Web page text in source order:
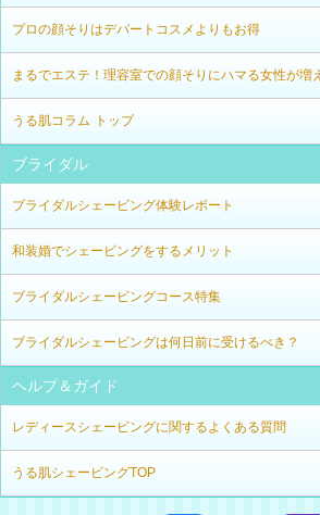
プロの顔そりはデパートコスメよりもお得
まるでエステ！理容室での顔そりにハマる女性が増
うる肌コラム トップ
ブライダル
ブライダルシェービング体験レポート
和装婚でシェービングをするメリット
ブライダルシェービングコース特集
ブライダルシェービングは何日前に受けるべき？
ヘルプ＆ガイド
レディースシェービングに関するよくある質問
うる肌シェービングTOP